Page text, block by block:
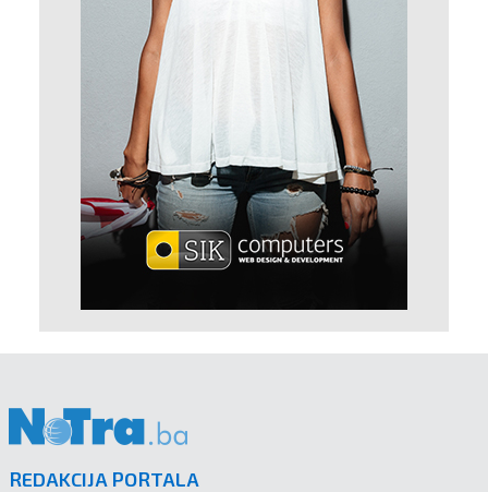
REDAKCIJA PORTALA